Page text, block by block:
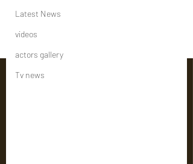
Latest News
videos
actors gallery
Tv news